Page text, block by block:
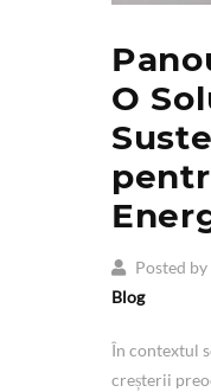
O
Posted
Blog
În contextul
creșterii